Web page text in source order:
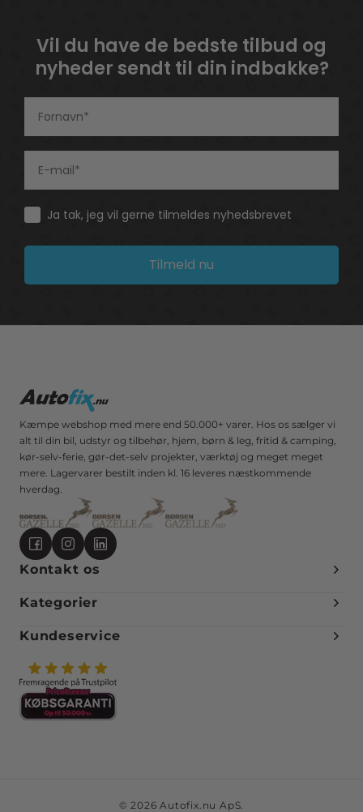
Vil du have de bedste tilbud og
nyheder sendt til din indbakke?
Consent
Ja tak, jeg vil gerne tilmeldes nyhedsbrevet
Tilmeld nu
Kæmpe webshop med mere end 50.000+ varer. Hos os sælger vi
alt til din bil, udstyr og tilbehør, hjem, børn & leg, fritid & camping,
kør-selv-ferie, gør-det-selv projekter, værktøj og meget meget
mere. Lagervarer bestilt inden kl. 16 leveres næstkommende
hverdag.
Kontakt os
Kategorier
Kundeservice
© 2026 Autofix.nu ApS.